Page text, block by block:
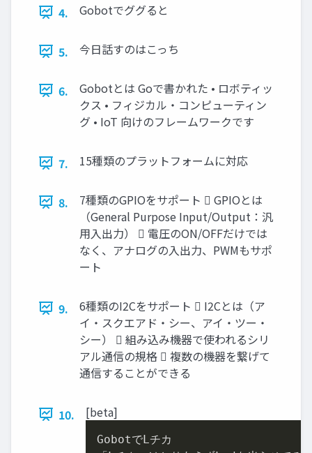
4. Gobotでググると
5. 今日話すのはこっち
6.
Gobotとは Goで書かれた • ロボティッ
クス • フィジカル・コンピューティン
グ • IoT 向けのフレームワークです
7. 15種類のプラットフォームに対応
8.
7種類のGPIOをサポート  GPIOとは
（General Purpose Input/Output：汎
用入出力）  電圧のON/OFFだけでは
なく、アナログの入出力、PWMもサポ
ート
9.
6種類のI2Cをサポート  I2Cとは（ア
イ・スクエアド・シー、アイ・ツー・
シー）  組み込み機器で使われるシリ
アル通信の規格  複数の機器を繋げて
通信することができる
10. [beta]
GobotでLチカ